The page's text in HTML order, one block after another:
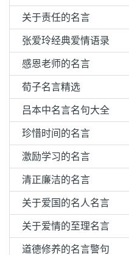
关于责任的名言
张爱玲经典爱情语录
感恩老师的名言
荀子名言精选
吕本中名言名句大全
珍惜时间的名言
激励学习的名言
清正廉洁的名言
关于爱国的名人名言
关于爱情的至理名言
道德修养的名言警句